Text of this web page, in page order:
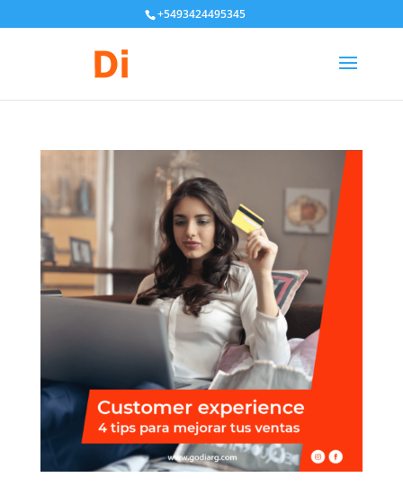
+5493424495345